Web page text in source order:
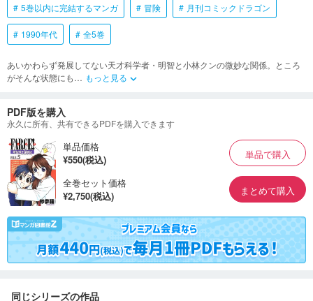
5巻以内に完結するマンガ 冒険 月刊コミックドラゴン
1990年代 全5巻
あいかわらず発展してない天才科学者・明智と小林クンの微妙な関係。ところ
がそんな状態にも… もっと見る keyboard_arrow_down
PDF版を購入
永久に所有、共有できるPDFを購入できます
単品価格
¥550(税込)
単品で購入
全巻セット価格
¥2,750(税込)
まとめて購入
同じシリーズの作品